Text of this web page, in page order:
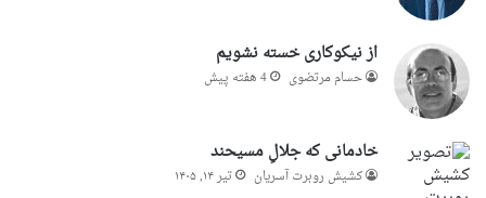
از نیکوکاری خسته نشویم
حسام مرتضوی 4 هفته پیش
خادمانی که جلالِ مسیحند
کشیش روبرت آسریان تیر ۱۴, ۱۴۰۵